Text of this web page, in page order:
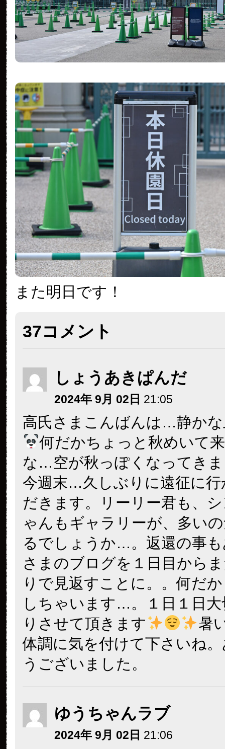
また明日です！
37コメント
しょうあきぱんだ
2024年 9月 02日 21:05
高氏さまこんばんは…静かな
何だかちょっと秋めいて
な…空が秋っぽくなってき
今週末…久しぶりに遠征に行
だきます。リーリー君も、
ゃんもギャラリーが、多い
るでしょうか…。返還の事
さまのブログを１日目から
りで見返すことに。。何だ
しちゃいます…。１日１日
りさせて頂きます
暑
体調に気を付けて下さいね
うございました。
ゆうちゃんラブ
2024年 9月 02日 21:06